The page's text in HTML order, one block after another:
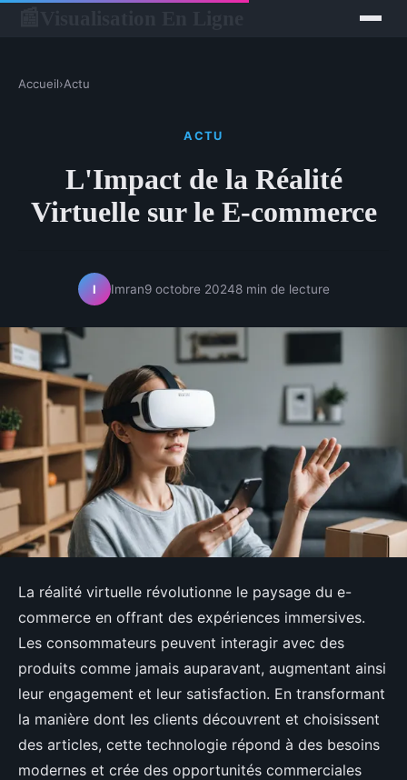
Accueil›Actu
ACTU
L'Impact de la Réalité
Virtuelle sur le E-commerce
I Imran9 octobre 20248 min de lecture
La réalité virtuelle révolutionne le paysage du e-
commerce en offrant des expériences immersives.
Les consommateurs peuvent interagir avec des
produits comme jamais auparavant, augmentant ainsi
leur engagement et leur satisfaction. En transformant
la manière dont les clients découvrent et choisissent
des articles, cette technologie répond à des besoins
modernes et crée des opportunités commerciales